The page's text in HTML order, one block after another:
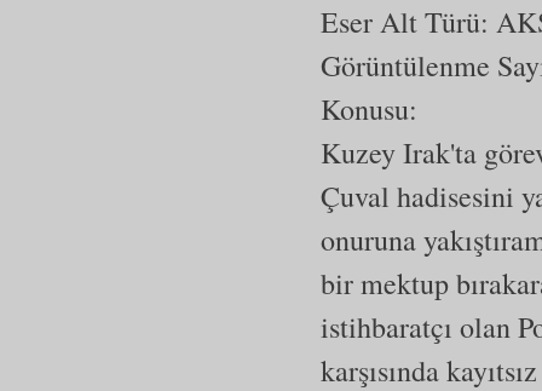
Eser Alt Türü:
Görüntülenme
Konusu:
Kuzey Irak'ta
Çuval hadisesini
onuruna
bir mektup
istihbaratçı olan
karşısında